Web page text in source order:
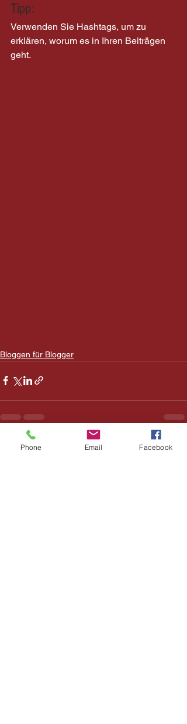
Tipp:
Verwenden Sie Hashtags, um zu
erklären, worum es in Ihren Beiträgen
geht.
Bloggen für Blogger
Aktuelle Beiträge Alle ansehen
Phone Email Facebook